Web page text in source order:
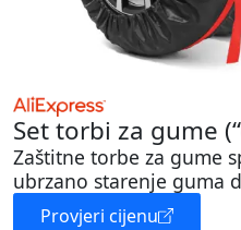
Set torbi za gume
Zaštitne torbe za gume
ubrzano starenje guma
Provjeri cijenu